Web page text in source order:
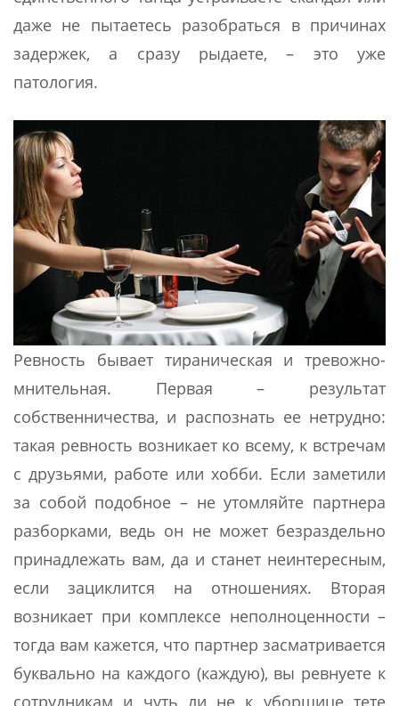
даже не пытаетесь разобраться в причинах
задержек, а сразу рыдаете, – это уже
патология.
Ревность бывает тираническая и тревожно-
мнительная. Первая – результат
собственничества, и распознать ее нетрудно:
такая ревность возникает ко всему, к встречам
с друзьями, работе или хобби. Если заметили
за собой подобное – не утомляйте партнера
разборками, ведь он не может безраздельно
принадлежать вам, да и станет неинтересным,
если зациклится на отношениях. Вторая
возникает при комплексе неполноценности –
тогда вам кажется, что партнер засматривается
буквально на каждого (каждую), вы ревнуете к
сотрудникам и чуть ли не к уборщице тете